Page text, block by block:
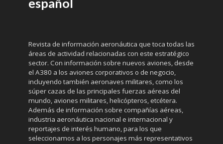
Revista de información aeronáutica que toca todas las
áreas de actividad relacionadas con este estratégico
sector. Con información sobre nuevos aviones, desde
el A380 a los aviones corporativos o de negocio,
incluyendo también aeronaves militares, como los
súper cazas de las principales fuerzas aéreas del
mundo, aviones militares, helicópteros, etcétera.
Además de información sobre compañías aéreas,
industria aeronáutica nacional e internacional y
reportajes de interés humano, para los que
seleccionamos a los personajes más representativos